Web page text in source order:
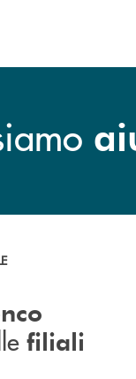
delle filiali
filiali